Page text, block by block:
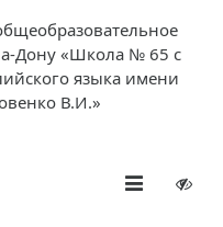
Дону «Школа № 65 с
языка имени
В.И.»